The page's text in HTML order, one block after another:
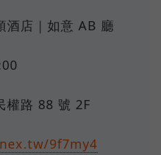
酒店｜如意 AB 廳
權路 88 號 2F
9f7my4